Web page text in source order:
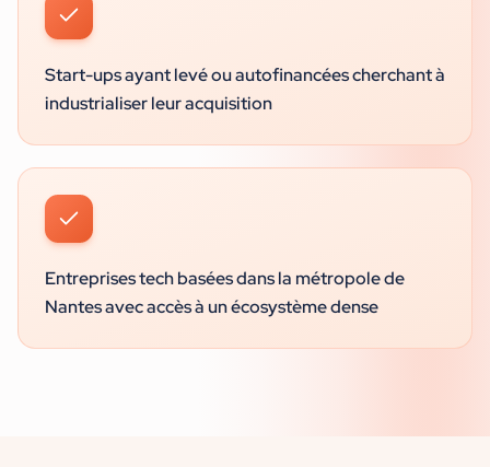
Start-ups ayant levé ou autofinancées cherchant à
industrialiser leur acquisition
Entreprises tech basées dans la métropole de
Nantes avec accès à un écosystème dense